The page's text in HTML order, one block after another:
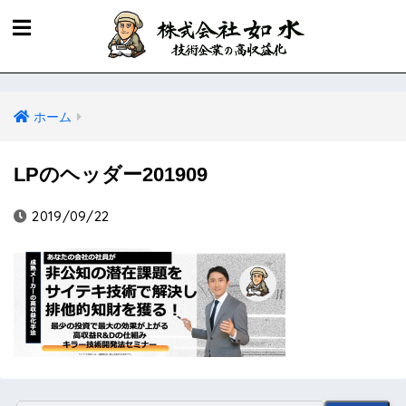
ホーム
LPのヘッダー201909
2019/09/22